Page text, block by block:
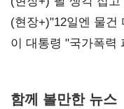
20억 키맞추기
(현장+)"12일엔 물
연 홈플러스
이 대통령 "국가폭력
함께 볼만한 뉴스